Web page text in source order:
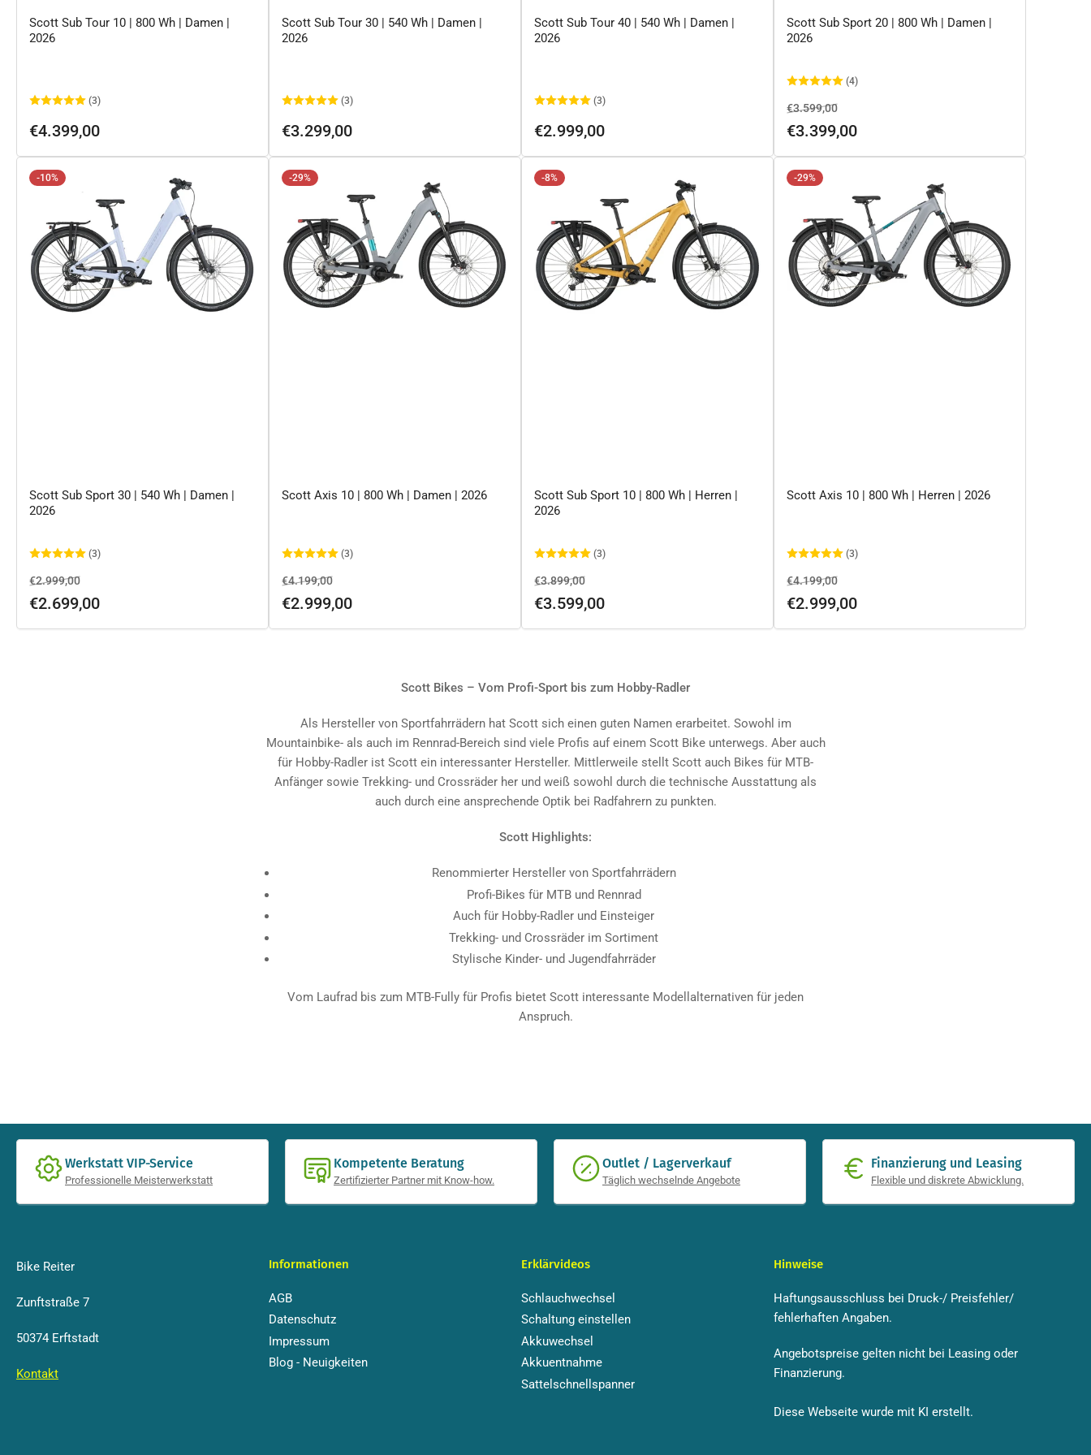
Scott Sub Tour 10 | 800 Wh | Damen |
2026
(3)
Normaler
€4.399,00
Scott Sub Tour 30 | 540 Wh | Damen |
2026
(3)
Normaler
€3.299,00
Scott Sub Tour 40 | 540 Wh | Damen |
2026
(3)
Normaler
€2.999,00
Scott Sub Sport 20 | 800 Wh | Damen |
2026
(4)
Normaler
Preis
€3.599,00Ausverkaufspreis
€3.399,00
-10%
Scott Sub Sport 30 | 540 Wh | Damen |
2026
(3)
Normaler
Preis
€2.999,00Ausverkaufspreis
€2.699,00
-29%
Scott Axis 10 | 800 Wh | Damen | 2026
(3)
Normaler
Preis
€4.199,00Ausverkaufspreis
€2.999,00
-8%
Scott Sub Sport 10 | 800 Wh | Herren |
2026
(3)
Normaler
Preis
€3.899,00Ausverkaufspreis
€3.599,00
-29%
Scott Axis 10 | 800 Wh | Herren | 2026
(3)
Normaler
Preis
€4.199,00Ausverkaufspreis
€2.999,00
Scott Bikes – Vom Profi-Sport bis zum Hobby-Radler
Als Hersteller von Sportfahrrädern hat Scott sich einen guten Namen erarbeitet. Sowohl im
Mountainbike- als auch im Rennrad-Bereich sind viele Profis auf einem Scott Bike unterwegs. Aber auch
für Hobby-Radler ist Scott ein interessanter Hersteller. Mittlerweile stellt Scott auch Bikes für MTB-
Anfänger sowie Trekking- und Crossräder her und weiß sowohl durch die technische Ausstattung als
auch durch eine ansprechende Optik bei Radfahrern zu punkten.
Scott Highlights:
Renommierter Hersteller von Sportfahrrädern
Profi-Bikes für MTB und Rennrad
Auch für Hobby-Radler und Einsteiger
Trekking- und Crossräder im Sortiment
Stylische Kinder- und Jugendfahrräder
Vom Laufrad bis zum MTB-Fully für Profis bietet Scott interessante Modellalternativen für jeden
Anspruch.
Werkstatt VIP-Service
Professionelle Meisterwerkstatt
Kompetente Beratung
Zertifizierter Partner mit Know-how.
Outlet / Lagerverkauf
Täglich wechselnde Angebote
Finanzierung und Leasing
Flexible und diskrete Abwicklung.
Bike Reiter
Zunftstraße 7
50374 Erftstadt
Kontakt
Informationen
AGB
Datenschutz
Impressum
Blog - Neuigkeiten
Erklärvideos
Schlauchwechsel
Schaltung einstellen
Akkuwechsel
Akkuentnahme
Sattelschnellspanner
Hinweise
Haftungsausschluss bei Druck-/ Preisfehler/
fehlerhaften Angaben.
Angebotspreise gelten nicht bei Leasing oder
Finanzierung.
Diese Webseite wurde mit KI erstellt.